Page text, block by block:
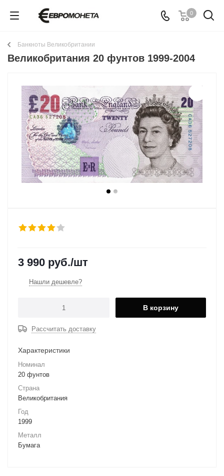
0
Банкноты Великобритании
Великобритания 20 фунтов 1999-2004
3 990 руб./шт
Нашли дешевле?
В корзину
Рассчитать доставку
Характеристики
Номинал
20 фунтов
Страна
Великобритания
Год
1999
Металл
Бумага